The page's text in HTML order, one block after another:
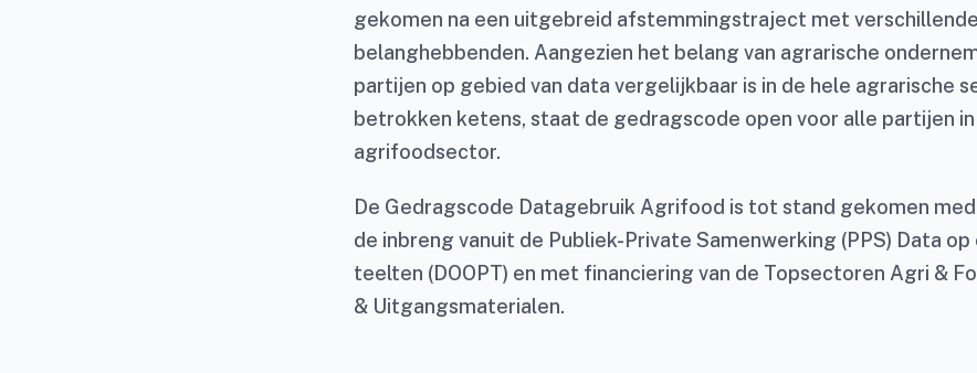
gekomen na een uitgebreid afstemmingstraject met verschillende
belanghebbenden. Aangezien het belang van agrarische
partijen op gebied van data vergelijkbaar is in de hele agrarische
betrokken ketens, staat de gedragscode open voor alle partijen
agrifoodsector.
De Gedragscode Datagebruik Agrifood is tot stand gekomen
de inbreng vanuit de Publiek-Private Samenwerking (PPS) Data op
teelten (DOOPT) en met financiering van de Topsectoren Agri &
& Uitgangsmaterialen.